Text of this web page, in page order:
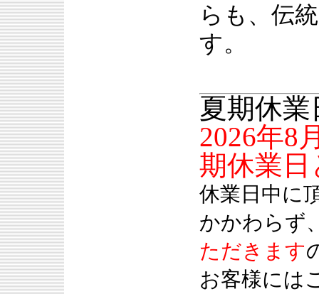
らも、伝
す。
夏期休
2026年8
期休業
休業日中に
かかわらず
ただきます
お客様には